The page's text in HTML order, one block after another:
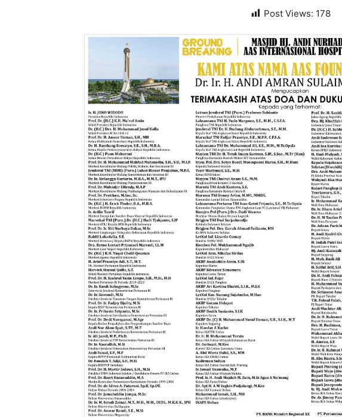
Post Views: 178